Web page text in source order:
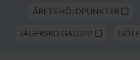
ÅRETS HÖJDPUNKTER
JÄGERSRO GALOPP